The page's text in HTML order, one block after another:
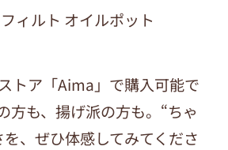
ィルト オイルポット
トア「Aima」で購入可能で
方も、揚げ派の方も。“ちゃ
、ぜひ体感してみてくださ